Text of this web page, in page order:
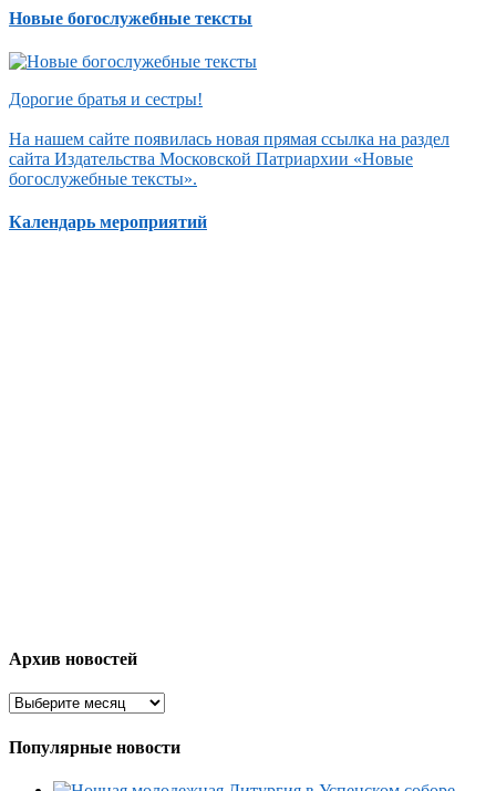
Новые богослужебные тексты
Дорогие братья и сестры!
На нашем сайте появилась новая прямая ссылка на раздел
сайта Издательства Московской Патриархии «Новые
богослужебные тексты».
Календарь мероприятий
Архив новостей
Популярные новости